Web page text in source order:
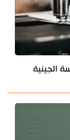
الجينية